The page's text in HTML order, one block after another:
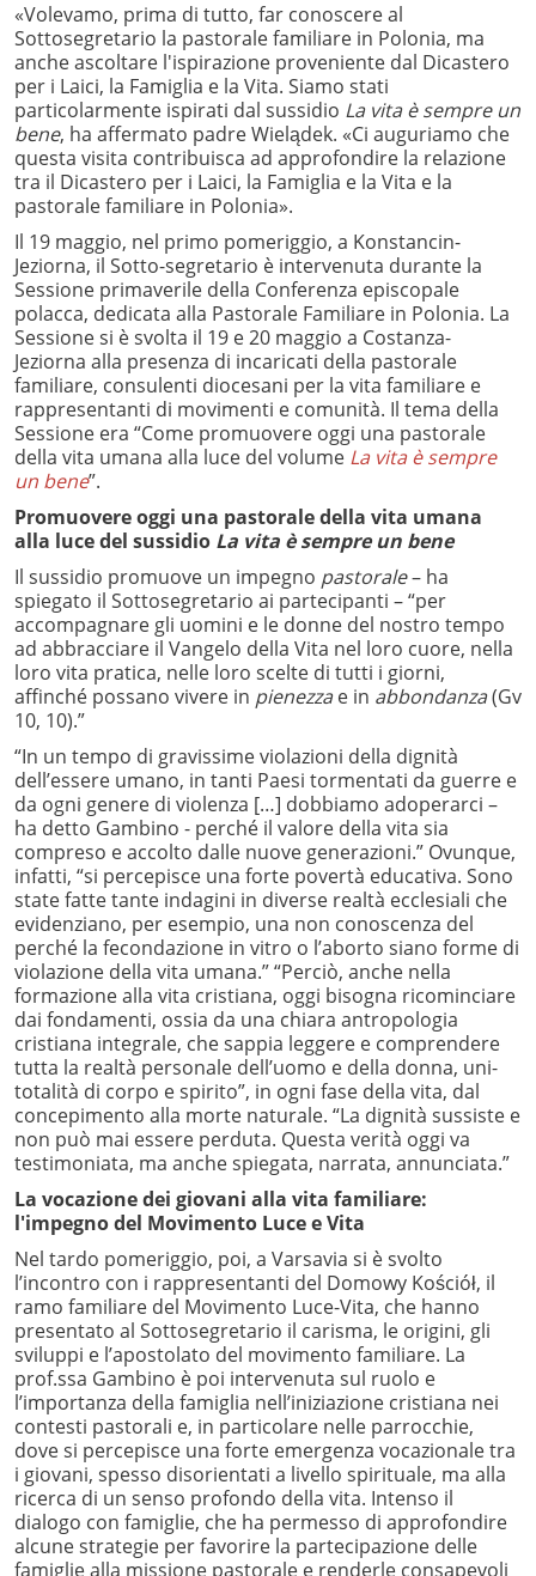
«Volevamo, prima di tutto, far conoscere al
Sottosegretario la pastorale familiare in Polonia, ma
anche ascoltare l'ispirazione proveniente dal Dicastero
per i Laici, la Famiglia e la Vita. Siamo stati
particolarmente ispirati dal sussidio La vita è sempre un
bene, ha affermato padre Wielądek. «Ci ​​auguriamo che
questa visita contribuisca ad approfondire la relazione
tra il Dicastero per i Laici, la Famiglia e la Vita e la
pastorale familiare in Polonia».
Il 19 maggio, nel primo pomeriggio, a Konstancin-
Jeziorna, il Sotto-segretario è intervenuta durante la
Sessione primaverile della Conferenza episcopale
polacca, dedicata alla Pastorale Familiare in Polonia. La
Sessione si è svolta il 19 e 20 maggio a Costanza-
Jeziorna alla presenza di incaricati della pastorale
familiare, consulenti diocesani per la vita familiare e
rappresentanti di movimenti e comunità. Il tema della
Sessione era “Come promuovere oggi una pastorale
della vita umana alla luce del volume La vita è sempre
un bene”.
Promuovere oggi una pastorale della vita umana
alla luce del sussidio La vita è sempre un bene
Il sussidio promuove un impegno pastorale– ha
spiegato il Sottosegretario ai partecipanti – “per
accompagnare gli uomini e le donne del nostro tempo
ad abbracciare il Vangelo della Vita nel loro cuore, nella
loro vita pratica, nelle loro scelte di tutti i giorni,
affinché possano vivere in pienezzae in abbondanza(Gv
10, 10).”
“In un tempo di gravissime violazioni della dignità
dell’essere umano, in tanti Paesi tormentati da guerre e
da ogni genere di violenza […] dobbiamo adoperarci –
ha detto Gambino - perché il valore della vita sia
compreso e accolto dalle nuove generazioni.” Ovunque,
infatti, “si percepisce una forte povertà educativa. Sono
state fatte tante indagini in diverse realtà ecclesiali che
evidenziano, per esempio, una non conoscenza del
perché la fecondazione in vitro o l’aborto siano forme di
violazione della vita umana.” “Perciò, anche nella
formazione alla vita cristiana, oggi bisogna ricominciare
dai fondamenti, ossia da una chiara antropologia
cristiana integrale, che sappia leggere e comprendere
tutta la realtà personale dell’uomo e della donna, uni-
totalità di corpo e spirito”, in ogni fase della vita, dal
concepimento alla morte naturale. “La dignità sussiste e
non può mai essere perduta. Questa verità oggi va
testimoniata, ma anche spiegata, narrata, annunciata.”
La vocazione dei giovani alla vita familiare:
l'impegno del Movimento Luce e Vita
Nel tardo pomeriggio, poi, a Varsavia si è svolto
l’incontro con i rappresentanti del Domowy Kościół, il
ramo familiare del Movimento Luce-Vita, che hanno
presentato al Sottosegretario il carisma, le origini, gli
sviluppi e l’apostolato del movimento familiare. La
prof.ssa Gambino è poi intervenuta sul ruolo e
l’importanza della famiglia nell’iniziazione cristiana nei
contesti pastorali e, in particolare nelle parrocchie,
dove si percepisce una forte emergenza vocazionale tra
i giovani, spesso disorientati a livello spirituale, ma alla
ricerca di un senso profondo della vita. Intenso il
dialogo con famiglie, che ha permesso di approfondire
alcune strategie per favorire la partecipazione delle
famiglie alla missione pastorale e renderle consapevoli